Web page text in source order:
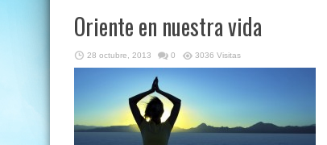
Oriente en nuestra vida
28 octubre, 2013 0 3036 Visitas